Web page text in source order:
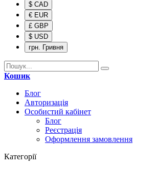
$ CAD
€ EUR
£ GBP
$ USD
грн. Гривня
Кошик
Блог
Авторизація
Особистий кабінет
Блог
Реєстрація
Оформлення замовлення
Категорії